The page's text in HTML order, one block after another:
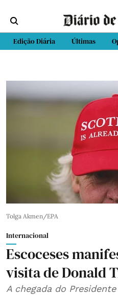
Edição Diária Últimas
Tolga Akmen/EPA
Internacional
Escoceses
visita de Donald
A chegada do